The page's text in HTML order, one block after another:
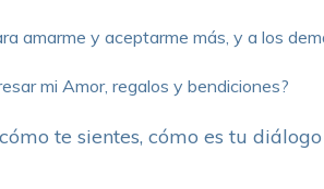
amarme y aceptarme más, y a los
mi Amor, regalos y bendiciones?
te sientes, cómo es tu